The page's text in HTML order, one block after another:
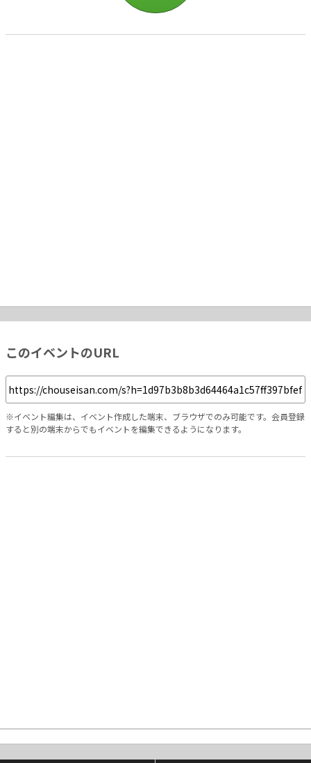
このイベントのURL
※イベント編集は、イベント作成した端末、ブラウザでのみ可能です。会員登録
すると別の端末からでもイベントを編集できるようになります。